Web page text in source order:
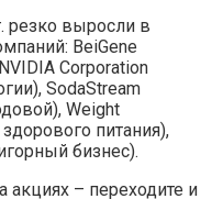
резко выросли в
BeiGene
Corporation
SodaStream
Weight
питания),
бизнес).
акциях – переходите и